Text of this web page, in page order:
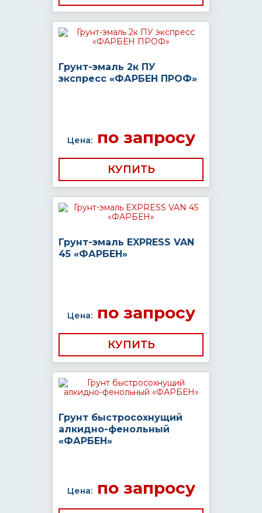
Грунт-эмаль 2к ПУ
экспресс «ФАРБЕН ПРОФ»
Цена:по запросу
КУПИТЬ
Грунт-эмаль EXPRESS VAN
45 «ФАРБЕН»
Цена:по запросу
КУПИТЬ
Грунт быстросохнущий
алкидно-фенольный
«ФАРБЕН»
Цена:по запросу